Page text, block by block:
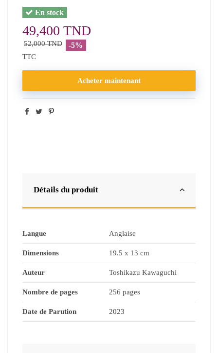
En stock
49,400 TND
52,000 TND -5%
TTC
Acheter maintenant
Détails du produit
Langue Anglaise
Dimensions 19.5 x 13 cm
Auteur Toshikazu Kawaguchi
Nombre de pages 256 pages
Date de Parution 2023